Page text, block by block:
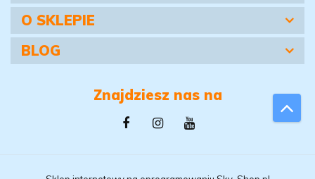
O SKLEPIE
BLOG
Znajdziesz nas na